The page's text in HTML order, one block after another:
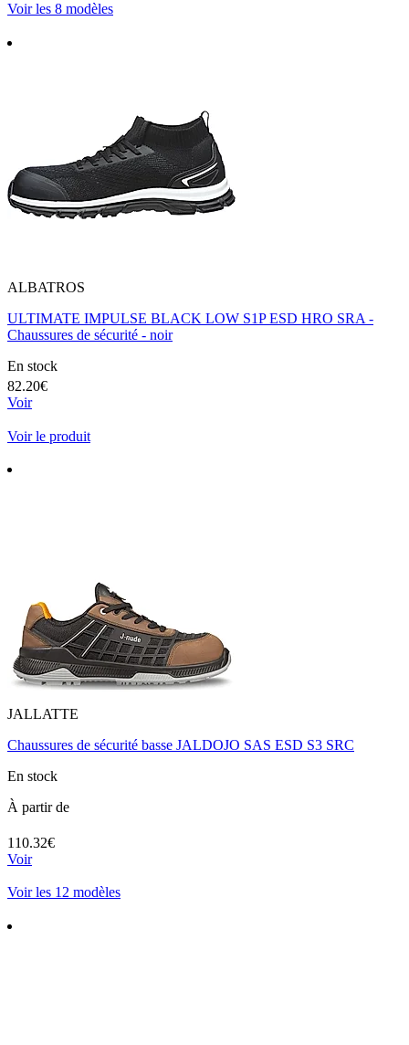
Voir les 8 modèles
ALBATROS
ULTIMATE IMPULSE BLACK LOW S1P ESD HRO SRA -
Chaussures de sécurité - noir
En stock
82.20€
Voir
Voir le produit
JALLATTE
Chaussures de sécurité basse JALDOJO SAS ESD S3 SRC
En stock
À partir de
110.32€
Voir
Voir les 12 modèles